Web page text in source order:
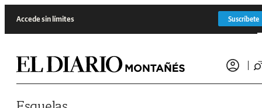
Accede sin límites Suscríbete